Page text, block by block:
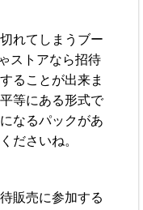
れてしまうブー
ストアなら招待
ることが出来ま
等にある形式で
なるパックがあ
ださいね。
販売に参加する